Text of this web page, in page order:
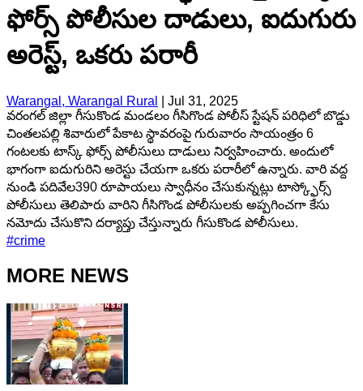
ఫోర్స్ పోలీసుల దాడులు, ఐదుగురు
అరెస్ట్, ఒకరు పరారీ
Warangal, Warangal Rural
Jul 31, 2025
వరంగల్ జిల్లా గీసుకొండ మండలం గీసిగొండ పోలీస్ స్టేషన్ పరిధిలో బొడ్డు
చింతలపల్లి శివారులో పేకాట స్థావరంపై గురువారం సాయంత్రం 6
గంటలకు టాస్క్ ఫోర్స్ పోలీసులు దాడులు నిర్వహించారు. అందులో
భాగంగా ఐదుగురిని అరెస్టు చేయగా ఒకరు పరారీలో ఉన్నారు. వారి వద్ద
నుండి పదివేల390 రూపాయలు స్వాధీనం చేసుకున్నట్లు టాస్క్ఫోర్స్
పోలీసులు తెలిపారు వారిని గీసిగొండ పోలీసులకు అప్పగించగా కేసు
నమోదు చేసుకొని దర్యాప్తు చేస్తున్నారు గీసుకొండ పోలీసులు.
#crime
MORE NEWS